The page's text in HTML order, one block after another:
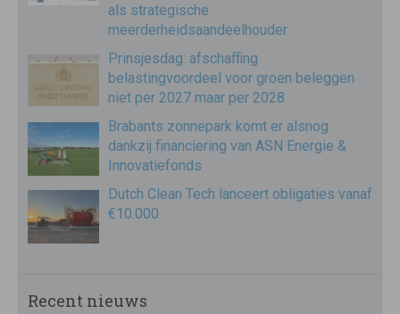
als strategische
meerderheidsaandeelhouder
Prinsjesdag: afschaffing
belastingvoordeel voor groen beleggen
niet per 2027 maar per 2028
Brabants zonnepark komt er alsnog
dankzij financiering van ASN Energie &
Innovatiefonds
Dutch Clean Tech lanceert obligaties vanaf
€10.000
Recent nieuws